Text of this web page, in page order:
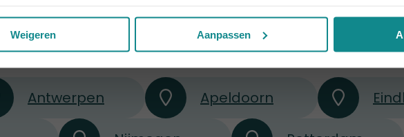
Weigeren Aanpassen
door heel Nederland en
Antwerpen Apeldoorn